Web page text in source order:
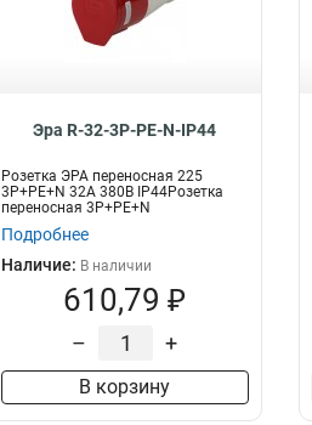
Эра R-32-3P-PE-N-IP44
Розетка ЭРА переносная 225
3Р+РЕ+N 32А 380В IP44Розетка
переносная 3P+PE+N
Подробнее
Наличие: В наличии
610,79 ₽
– +
В корзину